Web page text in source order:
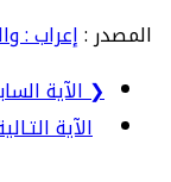
المصدر :إعراب :
❮ الآية
الآية